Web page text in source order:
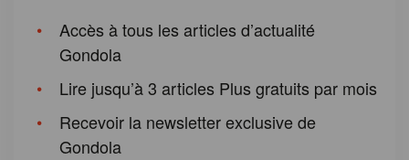
Accès à tous les articles d’actualité
Gondola
Lire jusqu’à 3 articles Plus gratuits par mois
Recevoir la newsletter exclusive de
Gondola